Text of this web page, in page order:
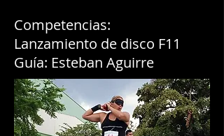
Competencias:
Lanzamiento de disco F11
Guía: Esteban Aguirre